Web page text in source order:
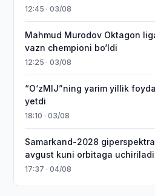
12:45 · 03/08
Mahmud Murodov Oktagon
vazn chempioni bo‘ldi
12:25 · 03/08
“O‘zMIJ”ning yarim yillik
yetdi
18:10 · 03/08
Samarkand-2028
avgust kuni orbitaga uchiriladi
17:37 · 04/08